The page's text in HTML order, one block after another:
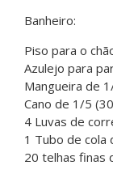
Banheiro:
Piso para o
Azulejo para
Mangueira de
Cano de 1/5
4 Luvas de
1 Tubo de cola
20 telhas finas